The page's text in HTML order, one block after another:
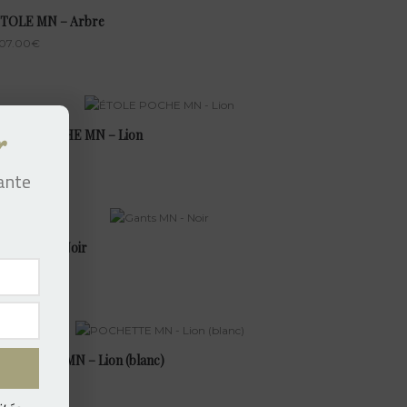
MN – Arbre
€
ÉTOLE POCHE MN – Lion
Gants MN – Noir
POCHETTE MN – Lion (blanc)